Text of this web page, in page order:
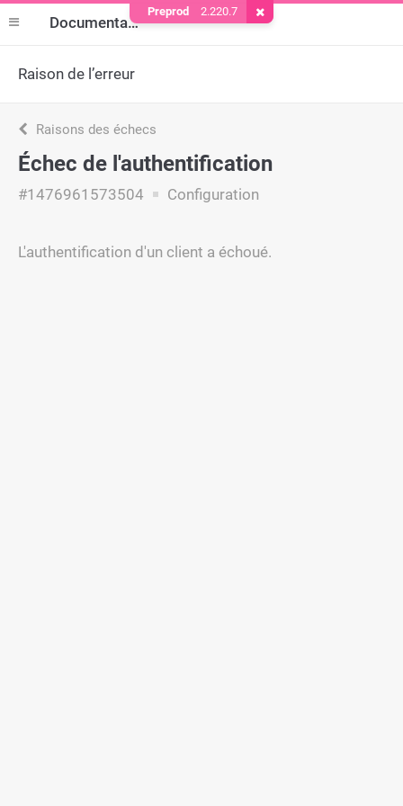
Documentation
Raison de l’erreur
Raisons des échecs
Échec de l'authentification
#1476961573504 Configuration
L'authentification d'un client a échoué.
Preprod 2.220.7 Supprimer le cookie